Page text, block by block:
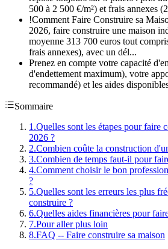
500 à 2 500 €/m²) et frais annexes
!Comment Faire Construire sa
2026, faire construire une maison
moyenne 313 700 euros tout
frais annexes), avec un dél...
Prenez en compte votre capacité
d'endettement maximum), votre
recommandé) et les aides
Sommaire
1 .Quelles sont les étapes pour faire
2026 ?
2.Combien coûte la construction
3.Combien de temps faut-il pour
4.Comment choisir le bon
?
5.Quelles sont les erreurs les plus
construire ?
6.Quelles aides financières pour
7.Pour aller plus loin
8.FAQ -- Faire construire sa maison